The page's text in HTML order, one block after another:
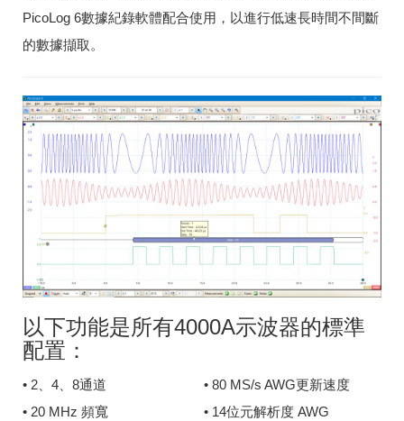
PicoLog 6數據紀錄軟體配合使用，以進行低速長時間不間斷
的數據擷取。
以下功能是所有4000A示波器的標準
配置：
• 2、4、8通道
• 80 MS/s AWG更新速度
• 20 MHz 頻寬
• 14位元解析度 AWG